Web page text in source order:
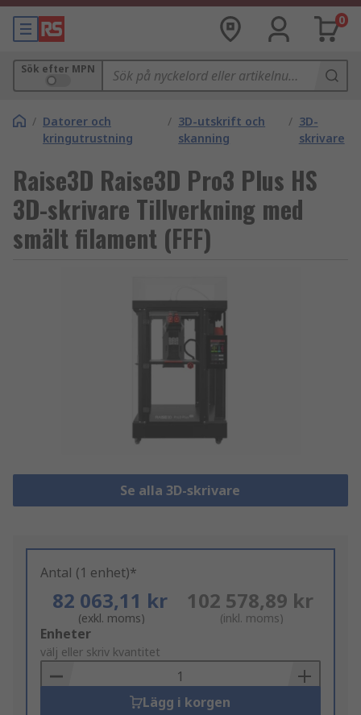
0
Sök efter MPN
/ Datorer och
kringutrustning
/ 3D-utskrift och
skanning
/ 3D-
skrivare
Raise3D Raise3D Pro3 Plus HS
3D-skrivare Tillverkning med
smält filament (FFF)
Se alla 3D-skrivare
Antal (1 enhet)*
82 063,11 kr
(exkl. moms)
102 578,89 kr
(inkl. moms)
Add
to
Basket
Enheter
välj eller skriv kvantitet
Lägg i korgen